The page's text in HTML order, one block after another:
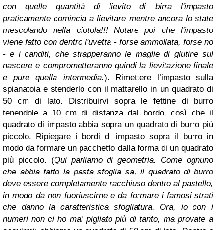
con quelle quantità di lievito di birra l'impasto
praticamente comincia a lievitare mentre ancora lo state
mescolando nella ciotola!!! Notare poi che l'impasto
viene fatto con dentro l'uvetta - forse ammollata, forse no
- e i canditi, che strapperanno le maglie di glutine sul
nascere e comprometteranno quindi la lievitazione finale
e pure quella intermedia.).
Rimettere l’impasto sulla
spianatoia e stenderlo con il mattarello in un quadrato di
50 cm di lato. Distribuirvi sopra le fettine di burro
tenendole a 10 cm di distanza dal bordo, così che il
quadrato di impasto abbia sopra un quadrato di burro più
piccolo. Ripiegare i bordi di impasto sopra il burro in
modo da formare un pacchetto dalla forma di un quadrato
più piccolo. (Qui parliamo di geometria. Come ognuno
che abbia fatto la pasta sfoglia sa, il quadrato di burro
deve essere completamente racchiuso dentro al pastello,
in modo da non fuoriuscirne e da formare i famosi strati
che danno la caratteristica sfogliatura. Ora, io con i
numeri non ci ho mai pigliato più di tanto, ma provate a